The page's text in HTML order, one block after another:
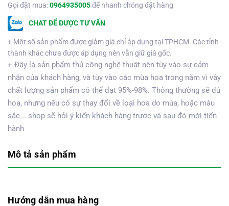
Gọi đặt mua:0964935005để nhanh chóng đặt hàng
CHAT ĐỂ ĐƯỢC TƯ VẤN
+ Một số sản phẩm được giảm giá chỉ áp dụng tại TPHCM. Các tỉnh
thành khác chưa được áp dụng nên vẫn giữ giá gốc.
+ Đây là sản phẩm thủ công nghệ thuật nên tùy vào sự cảm
nhận của khách hàng, và tùy vào các mùa hoa trong năm vì vậy
chất lượng sản phẩm có thể đạt 95%-98%. Thông thường sẽ đủ
hoa, nhưng nếu có sự thay đổi về loại hoa do mùa, hoặc màu
sắc... shop sẽ hỏi ý kiến khách hàng trước và sau đó mới tiến
hành
Mô tả sản phẩm
Hướng dẫn mua hàng